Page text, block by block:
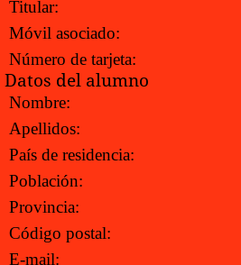
Titular:
Móvil asociado:
Número de tarjeta:
Datos del alumno
Nombre:
Apellidos:
País de residencia:
Población:
Provincia:
Código postal:
E-mail: